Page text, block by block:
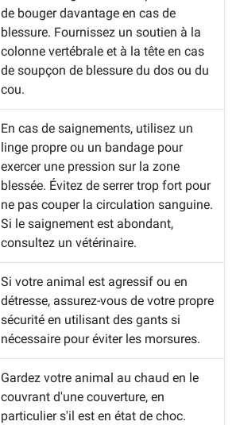
de bouger davantage en cas de
blessure. Fournissez un soutien à la
colonne vertébrale et à la tête en cas
de soupçon de blessure du dos ou du
cou.
En cas de saignements, utilisez un
linge propre ou un bandage pour
exercer une pression sur la zone
blessée. Évitez de serrer trop fort pour
ne pas couper la circulation sanguine.
Si le saignement est abondant,
consultez un vétérinaire.
Si votre animal est agressif ou en
détresse, assurez-vous de votre propre
sécurité en utilisant des gants si
nécessaire pour éviter les morsures.
Gardez votre animal au chaud en le
couvrant d'une couverture, en
particulier s'il est en état de choc.